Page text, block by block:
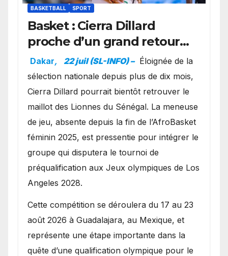
BASKETBALL SPORT
Basket : Cierra Dillard
proche d’un grand retour
avec les Lionnes ?
Dakar, 22 juil (SL-INFO) – Éloignée de la
sélection nationale depuis plus de dix mois,
Cierra Dillard pourrait bientôt retrouver le
maillot des Lionnes du Sénégal. La meneuse
de jeu, absente depuis la fin de l’AfroBasket
féminin 2025, est pressentie pour intégrer le
groupe qui disputera le tournoi de
préqualification aux Jeux olympiques de Los
Angeles 2028.
Cette compétition se déroulera du 17 au 23
août 2026 à Guadalajara, au Mexique, et
représente une étape importante dans la
quête d’une qualification olympique pour le